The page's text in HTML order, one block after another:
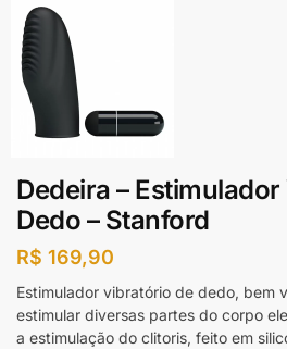
Dedeira –
Dedo – Stanford
R$ 169,90
Estimulador vibratório de dedo, bem
estimular diversas partes do corpo
a estimulação do clitoris, feito em